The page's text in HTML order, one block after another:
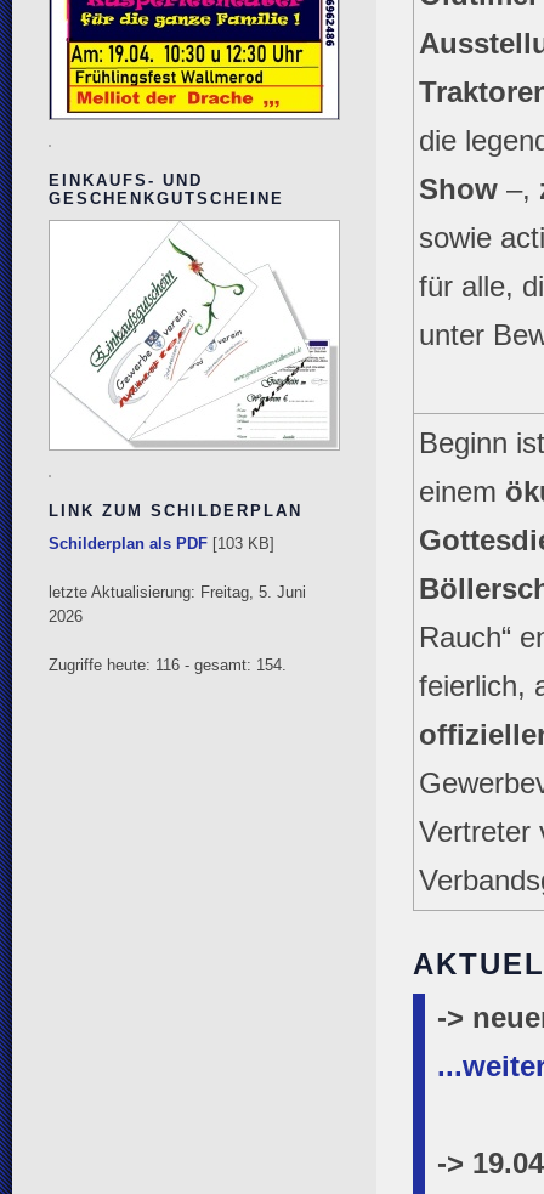
die
Show –,
sowie
für alle,
unter
Beginn
einem
Rauch“
feierlich,
Vertreter
->
->
EINKAUFS- UND
GESCHENKGUTSCHEINE
LINK ZUM SCHILDERPLAN
Schilderplan als PDF [103 KB]
letzte Aktualisierung: Freitag, 5. Juni
2026
Zugriffe heute: 116 - gesamt: 154.